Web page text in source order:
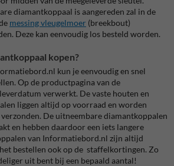
diamantkoppaal is aangereden zal in de
messing vleugelmoer (breekbout)
Deze kan eenvoudig los besteld worden.
kopen?
kun je eenvoudig en snel
Op de productpagina van de
verwerkt. De vaste houten en
liggen altijd op voorraad en worden
De uitneembare diamantkoppalen
en hebben daardoor een iets langere
van Informatiebord.nl zijn altijd
bestellen ook op de staffelkortingen. Zo
uit bent bij een bepaald aantal!